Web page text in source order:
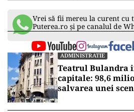
Vrei să fii mereu la curent cu
Puterea.ro și pe canalul de
ADMINISTRATIE
Teatrul Bulandra
capitale: 98,6
salvarea unei